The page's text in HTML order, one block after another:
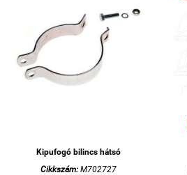
Kipufogó bilincs hátsó
Cikkszám:M702727